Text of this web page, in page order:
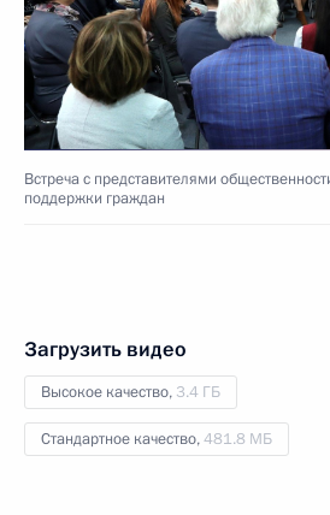
Встреча с представителями
поддержки граждан
Загрузить видео
Высокое качество, 3.4 ГБ
Стандартное качество,481.8 МБ